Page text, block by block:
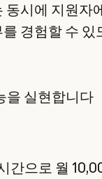
동시에 지원자
경험할 수 있
을 실현합니다
간으로 월